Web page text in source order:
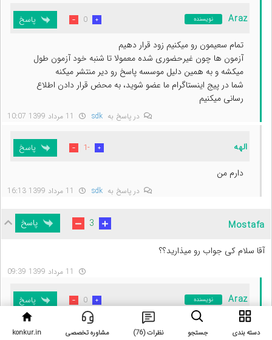
دسته بندی جستجو نظرات (76) مشاوره تخصصی konkur.in
Araz نویسنده
در پاسخ به sdk
تمام سعیمون رو میکنیم زود قرار دهیم
آزمون ها چون غیرحضوری شده معمولا تا شنبه خود آزمون طول
میکشه و به همین دلیل موسسه پاسخ رو دیر منتشر میکنه
شما در پیج اینستاگرام ما عضو شوید، به محض قرار دادن اطلاع
رسانی میکنیم
0 پاسخ
الهه
در پاسخ به sdk
دارم من
-1 پاسخ
Mostafa
آقا سلام کی جواب رو میذارید؟؟
3 پاسخ
Araz نویسنده
چون آزمون گاج عیرحضوری برگزار میشه، به همین دلیل پاسخ
0 پاسخ